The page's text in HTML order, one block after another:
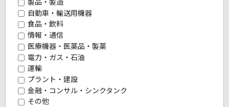
自動車・輸送用機器
食品・飲料
情報・通信
医療機器・医薬品・製薬
電力・ガス・石油
運輸
プラント・建設
金融・コンサル・シンクタンク
その他